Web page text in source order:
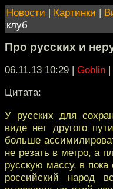
Новости | Картинки |
клуб
Про русских и
06.11.13 10:29 | Goblin |
Цитата:
У русских для
виде нет другого
больше
не резать в метро, а
русскую массу, в
российский народ